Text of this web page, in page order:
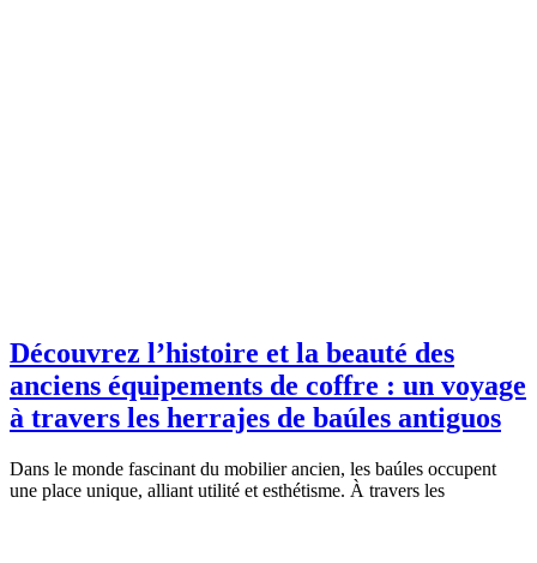
Découvrez l’histoire et la beauté des
anciens équipements de coffre : un voyage
à travers les herrajes de baúles antiguos
Dans le monde fascinant du mobilier ancien, les baúles occupent
une place unique, alliant utilité et esthétisme. À travers les